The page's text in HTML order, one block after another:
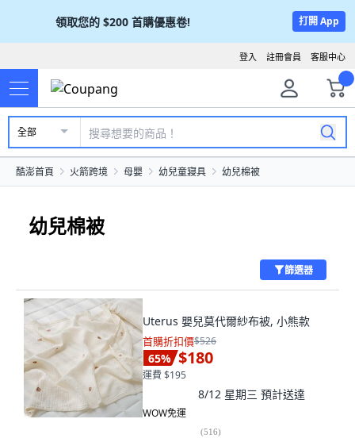
領取您的 $200 首購優惠卷! 打開 App
客服中心
註冊會員
登入
全部
酷澎首頁 火箭跨境 母嬰 幼兒童寢具 幼兒棉被
幼兒棉被
篩選器
Uterus 嬰兒莫代爾紗布被, 小熊款
首購折扣價$526
65% $180
運費 $195
8/12 星期三 預計送達
WOW免運
(516)